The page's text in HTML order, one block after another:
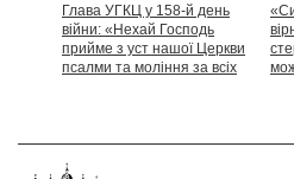
Глава УГКЦ у 158-й день
війни: «Нехай Господь
прийме з уст нашої Церкви
псалми та моління за всіх